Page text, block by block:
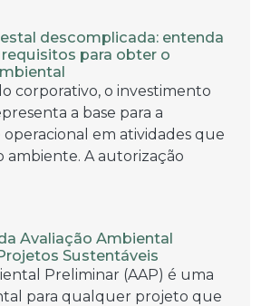
descomplicada: entenda
para obter o
corporativo, o investimento
a base para a
em atividades que
ambiente. A autorização
Avaliação Ambiental
Sustentáveis
Preliminar (AAP) é uma
para qualquer projeto que